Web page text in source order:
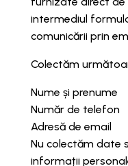
intermediul
comunicării prin
Colectăm
Nume și prenume
Număr de telefon
Adresă de email
Nu colectăm date
informații